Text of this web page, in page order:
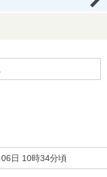
日 10時34分頃